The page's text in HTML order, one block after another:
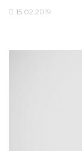
15.02.2019